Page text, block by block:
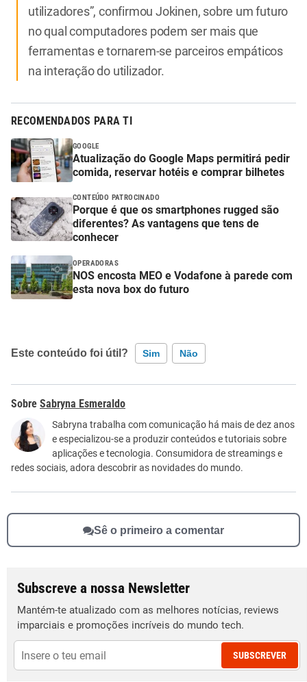
utilizadores”, confirmou Jokinen, sobre um futuro
no qual computadores podem ser mais que
ferramentas e tornarem-se parceiros empáticos
na interação do utilizador.
RECOMENDADOS PARA TI
GOOGLE
Atualização do Google Maps permitirá pedir
comida, reservar hotéis e comprar bilhetes
CONTEÚDO PATROCINADO
Porque é que os smartphones rugged são
diferentes? As vantagens que tens de
conhecer
OPERADORAS
NOS encosta MEO e Vodafone à parede com
esta nova box do futuro
Este conteúdo foi útil? Sim Não
Este conteúdo contém informação incorreta
Este conteúdo não tem a informação que procuro
Outro
Sabryna Esmeraldo
Sabryna trabalha com comunicação há mais de dez anos
e especializou-se a produzir conteúdos e tutoriais sobre
aplicações e tecnologia. Consumidora de streamings e
redes sociais, adora descobrir as novidades do mundo.
Sê o primeiro a comentar
Subscreve a nossa Newsletter
Mantém-te atualizado com as melhores notícias, reviews
imparciais e promoções incríveis do mundo tech.
SUBSCREVER